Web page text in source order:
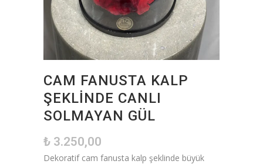
CAM FANUSTA KALP
ŞEKLINDE CANLI
SOLMAYAN GÜL
₺ 3.250,00
Dekoratif cam fanusta kalp şeklinde büyük